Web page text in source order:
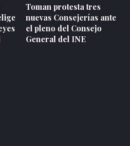
Toman protesta tres
nuevas Consejerías ante
el pleno del Consejo
General del INE